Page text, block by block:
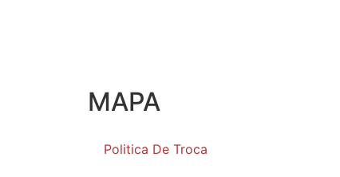
MAPA
Politica De Troca